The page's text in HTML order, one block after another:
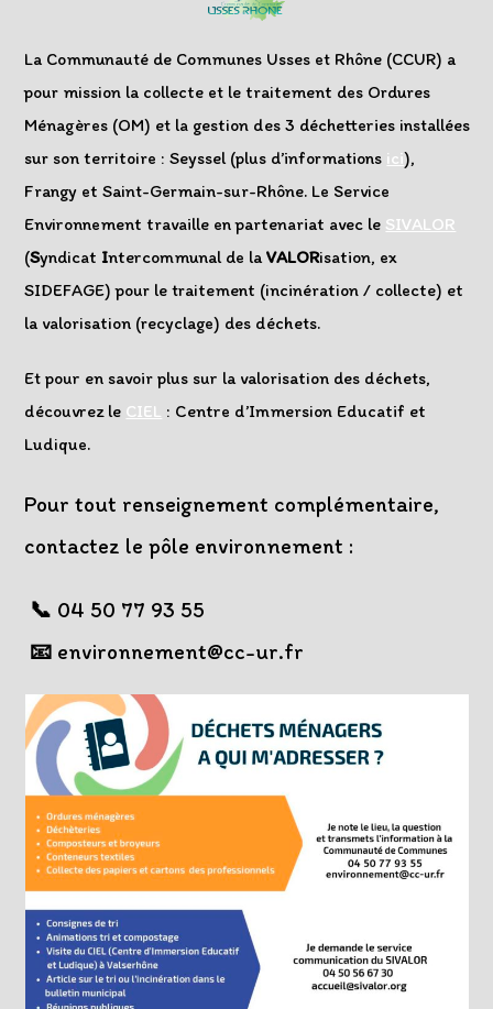
La Communauté de Communes Usses et Rhône (CCUR) a
pour mission la collecte et le traitement des Ordures
Ménagères (OM) et la gestion des 3 déchetteries installées
sur son territoire : Seyssel (plus d’informations ici),
Frangy et Saint-Germain-sur-Rhône. Le Service
Environnement travaille en partenariat avec le SIVALOR
(Syndicat Intercommunal de laVALORisation, ex
SIDEFAGE) pour le traitement (incinération / collecte) et
la valorisation (recyclage) des déchets.
Et pour en savoir plus sur la valorisation des déchets,
découvrez le CIEL : Centre d’Immersion Educatif et
Ludique.
Pour tout renseignement complémentaire,
contactez le pôle environnement :
📞 04 50 77 93 55
📧 environnement@cc-ur.fr